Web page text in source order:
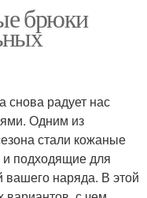
брюки
радует нас
Одним из
стали кожаные
подходящие для
вашего наряда. В этой